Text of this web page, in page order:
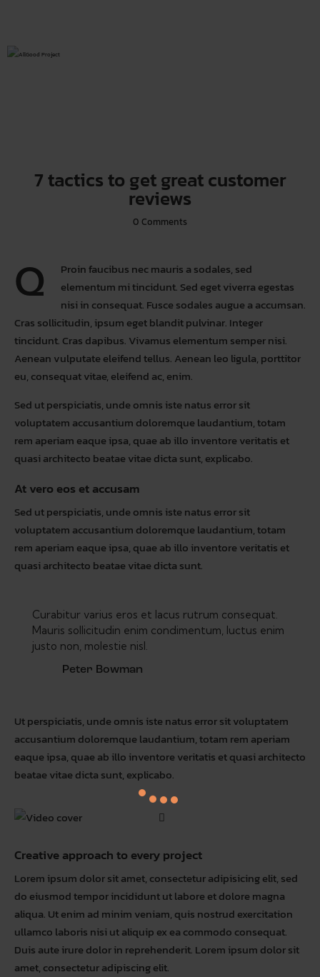
7 tactics to get great customer
reviews
0 Comments
Q
Proin faucibus nec mauris a sodales, sed
elementum mi tincidunt. Sed eget viverra egestas
nisi in consequat. Fusce sodales augue a accumsan.
Cras sollicitudin, ipsum eget blandit pulvinar. Integer
tincidunt. Cras dapibus. Vivamus elementum semper nisi.
Aenean vulputate eleifend tellus. Aenean leo ligula, porttitor
eu, consequat vitae, eleifend ac, enim.
Sed ut perspiciatis, unde omnis iste natus error sit
voluptatem accusantium doloremque laudantium, totam
rem aperiam eaque ipsa, quae ab illo inventore veritatis et
quasi architecto beatae vitae dicta sunt, explicabo.
At vero eos et accusam
Sed ut perspiciatis, unde omnis iste natus error sit
voluptatem accusantium doloremque laudantium, totam
rem aperiam eaque ipsa, quae ab illo inventore veritatis et
quasi architecto beatae vitae dicta sunt.
Curabitur varius eros et lacus rutrum consequat.
Mauris sollicitudin enim condimentum, luctus enim
justo non, molestie nisl.
Peter Bowman
Ut perspiciatis, unde omnis iste natus error sit voluptatem
accusantium doloremque laudantium, totam rem aperiam
eaque ipsa, quae ab illo inventore veritatis et quasi architecto
beatae vitae dicta sunt, explicabo.
Creative approach to every project
Lorem ipsum dolor sit amet, consectetur adipisicing elit, sed
do eiusmod tempor incididunt ut labore et dolore magna
aliqua. Ut enim ad minim veniam, quis nostrud exercitation
ullamco laboris nisi ut aliquip ex ea commodo consequat.
Duis aute irure dolor in reprehenderit. Lorem ipsum dolor sit
amet, consectetur adipiscing elit.